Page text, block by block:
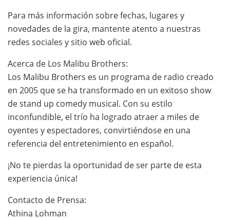
Para más información sobre fechas, lugares y
novedades de la gira, mantente atento a nuestras
redes sociales y sitio web oficial.
Acerca de Los Malibu Brothers:
Los Malibu Brothers es un programa de radio creado
en 2005 que se ha transformado en un exitoso show
de stand up comedy musical. Con su estilo
inconfundible, el trío ha logrado atraer a miles de
oyentes y espectadores, convirtiéndose en una
referencia del entretenimiento en español.
¡No te pierdas la oportunidad de ser parte de esta
experiencia única!
Contacto de Prensa:
Athina Lohman